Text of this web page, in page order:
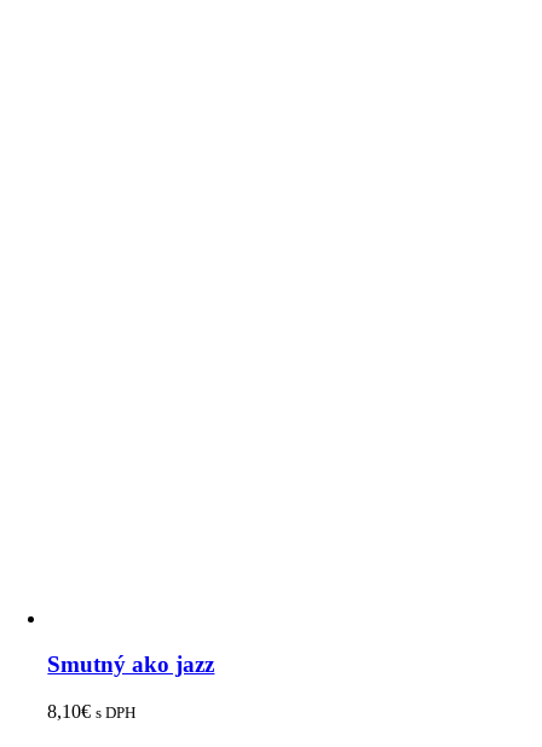
Smutný ako jazz
8,10€ s DPH